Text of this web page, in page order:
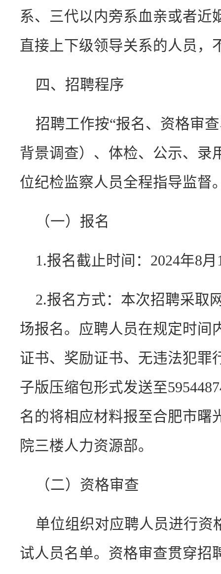
系、三代以内旁系血亲或者近
直接上下级领导关系的人员，
四、招聘程序
招聘工作按“报名、资格审
背景调查）、体检、公示、录
位纪检监察人员全程指导监督
（一）报名
1.报名截止时间：2024年8月
2.报名方式：本次招聘采取
场报名。应聘人员在规定时间
证书、奖励证书、无违法犯罪
子版压缩包形式发送至
名的将相应材料报至合肥市曙
院三楼人力资源部。
（二）资格审查
单位组织对应聘人员进行资
试人员名单。资格审查贯穿招